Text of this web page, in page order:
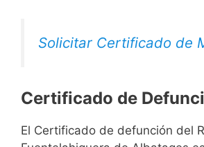
Solicitar Certificado de
Certificado de
El Certificado de defunción del